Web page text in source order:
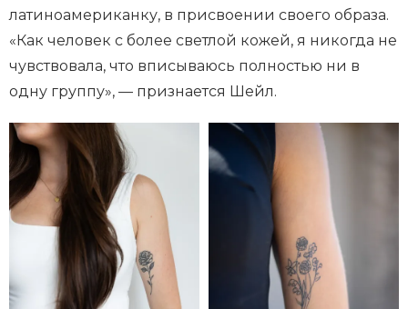
латиноамериканку, в присвоении своего образа.
«Как человек с более светлой кожей, я никогда не
чувствовала, что вписываюсь полностью ни в
одну группу», — признается Шейл.